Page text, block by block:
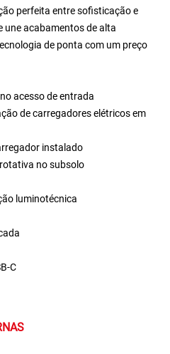
perfeita entre sofisticação e
une acabamentos de alta
de ponta com um preço
acesso de entrada
de carregadores elétricos em
instalado
no subsolo
luminotécnica
C